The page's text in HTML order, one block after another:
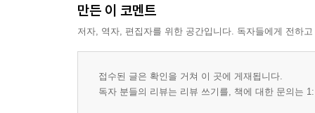
CHAPTER 06 세상에서 가장 쉬운 웹 개발, 스트림
_복잡한 웹 개발의 구원자, 스트림릿이란?
_스트림릿으로 만들어보는 첫 웹 화면, Hello World
CHAPTER 07 터미널 프로그램에서 웹 앱으로 업
만든 이 코멘트
저자, 역자, 편집자를 위한 공간입니다. 독자들에게 전하
접수된 글은 확인을 거쳐 이 곳에 게재됩니다.
독자 분들의 리뷰는 리뷰 쓰기를, 책에 대한 문의는